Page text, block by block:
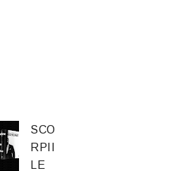
SCO
RPII
LE